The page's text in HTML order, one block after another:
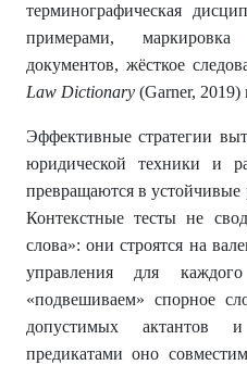
терминографическая
примерами,
документов, жёсткое
Law Dictionary (Garner, 2019)
Эффективные стратегии
юридической техники и
превращаются в
Контекстные тесты не
слова»: они строятся на
управления для
«подвешиваем»
допустимых актантов
предикатами оно